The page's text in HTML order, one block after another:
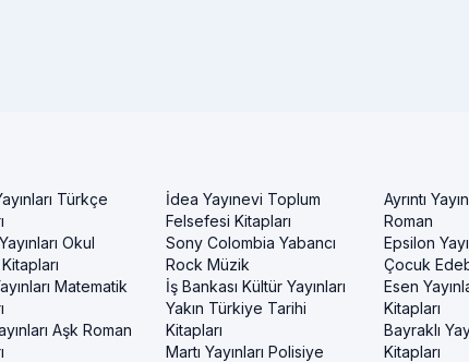
Türkçe
Okul
Matematik
Aşk Roman
İdea Yayınevi Toplum
Felsefesi Kitapları
Sony Colombia Yabancı
Rock Müzik
İş Bankası Kültür Yayınları
Yakın Türkiye Tarihi
Kitapları
Martı Yayınları Polisiye
Ayrıntı
Roman
Epsilon
Çocuk
Esen
Kitapları
Bayraklı
Kitapları